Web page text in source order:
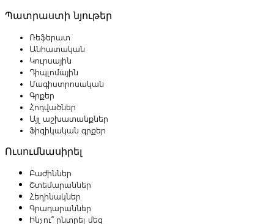
Պատրաստի նյութեր
Ռեֆերատ
Անհատական
Կուրսային
Դիպլոմային
Մագիստրոսական
Գրքեր
Հոդվածներ
Այլ աշխատանքներ
Ֆիզիկական գրքեր
Ուսումնասիրել
Բաժիններ
Շտեմարաններ
Հեղինակներ
Գրադարաններ
Ինչու՞ ընտրել մեզ